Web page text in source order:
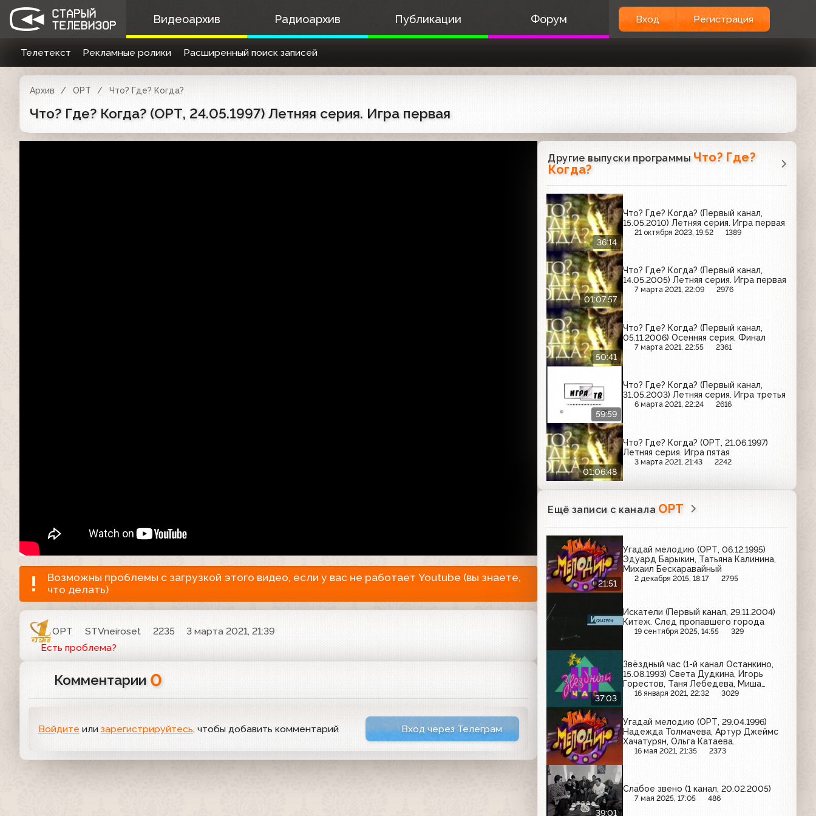
Видеоархив Радиоархив Публикации Форум Вход Регистрация
Телетекст Рекламные ролики Расширенный поиск записей
Архив ОРТ Что? Где? Когда?
Что? Где? Когда? (ОРТ, 24.05.1997) Летняя серия. Игра первая
Возможны проблемы с загрузкой этого видео, если у вас не работает Youtube (вы знаете,
что делать)
ОРТ STVneiroset 2235
3 марта 2021, 21:39
Есть проблема?
Комментарии 0
Войдите или зарегистрируйтесь, чтобы добавить комментарий Вход через Телеграм
Другие выпуски программы Что? Где?
Когда?
36:14
Что? Где? Когда? (Первый канал,
15.05.2010) Летняя серия. Игра первая
21 октября 2023, 19:52 1389
01:07:57
Что? Где? Когда? (Первый канал,
14.05.2005) Летняя серия. Игра первая
7 марта 2021, 22:09 2976
50:41
Что? Где? Когда? (Первый канал,
05.11.2006) Осенняя серия. Финал
7 марта 2021, 22:55 2361
59:59
Что? Где? Когда? (Первый канал,
31.05.2003) Летняя серия. Игра третья
6 марта 2021, 22:24 2616
01:06:48
Что? Где? Когда? (ОРТ, 21.06.1997)
Летняя серия. Игра пятая
3 марта 2021, 21:43 2242
Ещё записи с канала ОРТ
21:51
Угадай мелодию (ОРТ, 06.12.1995)
Эдуард Барыкин, Татьяна Калинина,
Михаил Бескаравайный
2 декабря 2015, 18:17 2795
Искатели (Первый канал, 29.11.2004)
Китеж. След пропавшего города
19 сентября 2025, 14:55 329
37:03
Звёздный час (1-й канал Останкино,
15.08.1993) Света Дудкина, Игорь
Горестов, Таня Лебедева, Миша
Конторович, Лёша Серков, Рома
16 января 2021, 22:32 3029
Угадай мелодию (ОРТ, 29.04.1996)
Надежда Толмачева, Артур Джеймс
Хачатурян, Ольга Катаева.
16 мая 2021, 21:35 2373
39:01
Слабое звено (1 канал, 20.02.2005)
7 мая 2025, 17:05 486